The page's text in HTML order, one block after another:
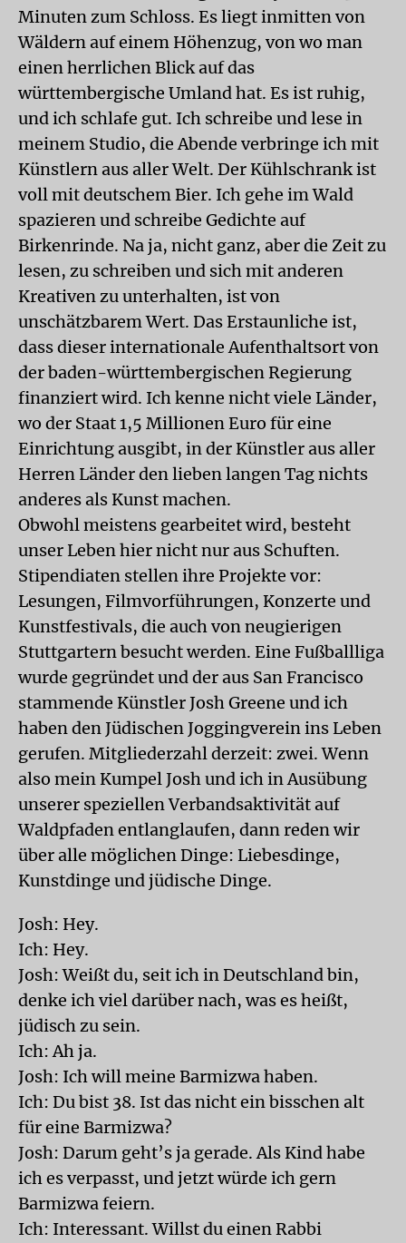
Minuten zum Schloss. Es liegt inmitten von
Wäldern auf einem Höhenzug, von wo man
einen herrlichen Blick auf das
württembergische Umland hat. Es ist ruhig,
und ich schlafe gut. Ich schreibe und lese in
meinem Studio, die Abende verbringe ich mit
Künstlern aus aller Welt. Der Kühlschrank ist
voll mit deutschem Bier. Ich gehe im Wald
spazieren und schreibe Gedichte auf
Birkenrinde. Na ja, nicht ganz, aber die Zeit zu
lesen, zu schreiben und sich mit anderen
Kreativen zu unterhalten, ist von
unschätzbarem Wert. Das Erstaunliche ist,
dass dieser internationale Aufenthaltsort von
der baden-württembergischen Regierung
finanziert wird. Ich kenne nicht viele Länder,
wo der Staat 1,5 Millionen Euro für eine
Einrichtung ausgibt, in der Künstler aus aller
Herren Länder den lieben langen Tag nichts
anderes als Kunst machen.
Obwohl meistens gearbeitet wird, besteht
unser Leben hier nicht nur aus Schuften.
Stipendiaten stellen ihre Projekte vor:
Lesungen, Filmvorführungen, Konzerte und
Kunstfestivals, die auch von neugierigen
Stuttgartern besucht werden. Eine Fußballliga
wurde gegründet und der aus San Francisco
stammende Künstler Josh Greene und ich
haben den Jüdischen Joggingverein ins Leben
gerufen. Mitgliederzahl derzeit: zwei. Wenn
also mein Kumpel Josh und ich in Ausübung
unserer speziellen Verbandsaktivität auf
Waldpfaden entlanglaufen, dann reden wir
über alle möglichen Dinge: Liebesdinge,
Kunstdinge und jüdische Dinge.
Josh: Hey.
Ich: Hey.
Josh: Weißt du, seit ich in Deutschland bin,
denke ich viel darüber nach, was es heißt,
jüdisch zu sein.
Ich: Ah ja.
Josh: Ich will meine Barmizwa haben.
Ich: Du bist 38. Ist das nicht ein bisschen alt
für eine Barmizwa?
Josh: Darum geht’s ja gerade. Als Kind habe
ich es verpasst, und jetzt würde ich gern
Barmizwa feiern.
Ich: Interessant. Willst du einen Rabbi